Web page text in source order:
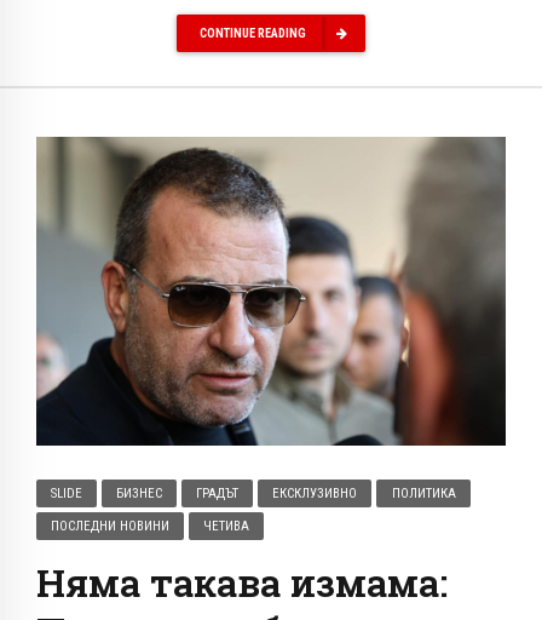
CONTINUE READING
SLIDE БИЗНЕС ГРАДЪТ ЕКСКЛУЗИВНО ПОЛИТИКА
ПОСЛЕДНИ НОВИНИ ЧЕТИВА
Няма такава измама: